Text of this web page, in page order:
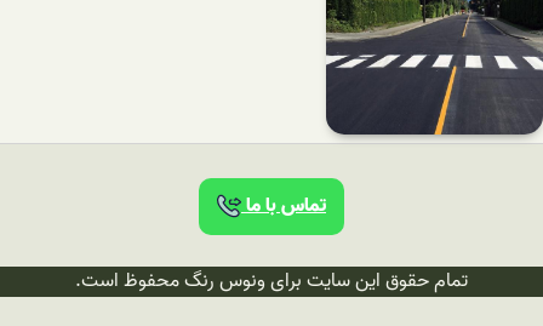
تماس با ما
تمام حقوق این سایت برای ونوس رنگ محفوظ است.